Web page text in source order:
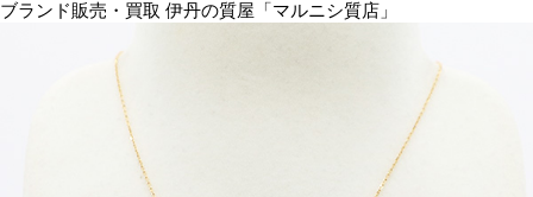
ブランド販売・買取 伊丹の質屋「マルニシ質店」